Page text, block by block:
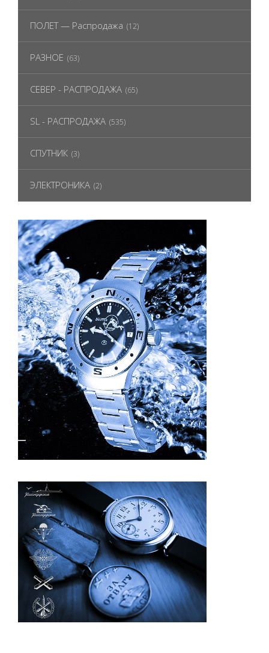
ПОЛЕТ — Распродажа (12)
РАЗНОЕ (63)
СЕВЕР - РАСПРОДАЖА (65)
SL - РАСПРОДАЖА (535)
СПУТНИК (3)
ЭЛЕКТРОНИКА (2)